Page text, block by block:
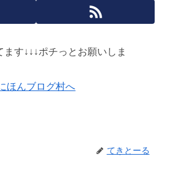
す↓↓↓ポチっとお願いしま
てきとーる